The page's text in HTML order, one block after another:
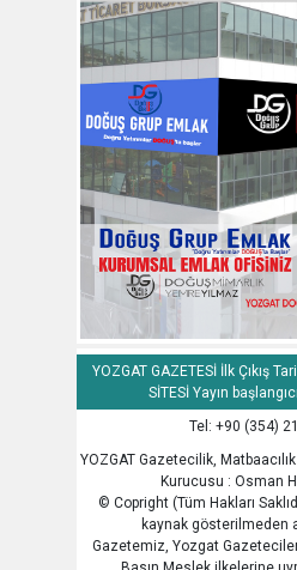
YOZGAT GAZETESİ İlk Çıkış
SİTESİ Yayın
Tel: +90 (354)
YOZGAT Gazetecilik,
Kurucusu : Osman
© Copright (Tüm Hakları
kaynak gösterilmeden
Gazetemiz, Yozgat